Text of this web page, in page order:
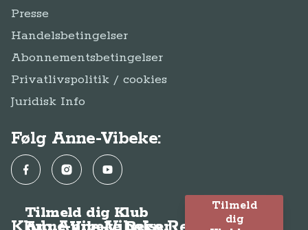
Presse
Handelsbetingelser
Abonnementsbetingelser
Privatlivspolitik / cookies
Juridisk Info
Følg Anne-Vibeke:
FacebookInstagramYouTube
Tilmeld dig Klub
Tilmeld
dig